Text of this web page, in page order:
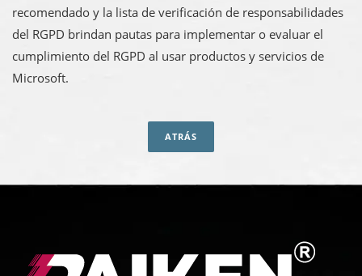
recomendado y la lista de verificación de responsabilidades
del RGPD brindan pautas para implementar o evaluar el
cumplimiento del RGPD al usar productos y servicios de
Microsoft.
ATRÁS